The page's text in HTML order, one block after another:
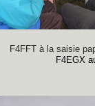
F4FFT à la saisie
F4EGX